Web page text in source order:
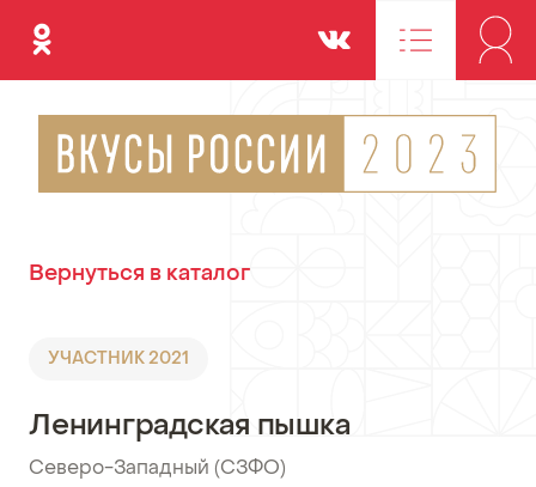
Одноклассники Вконтакте
Вернуться в каталог
УЧАСТНИК 2021
Ленинградская пышка
Северо-Западный (СЗФО)